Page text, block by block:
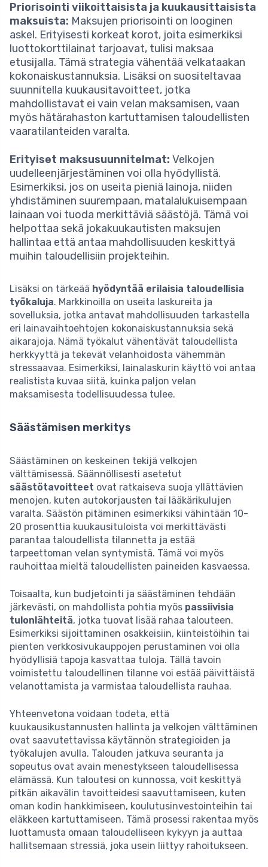
Priorisointi viikoittaisista ja kuukausittaisista
maksuista: Maksujen priorisointi on looginen
askel. Erityisesti korkeat korot, joita esimerkiksi
luottokorttilainat tarjoavat, tulisi maksaa
etusijalla. Tämä strategia vähentää velkataakan
kokonaiskustannuksia. Lisäksi on suositeltavaa
suunnitella kuukausitavoitteet, jotka
mahdollistavat ei vain velan maksamisen, vaan
myös hätärahaston kartuttamisen taloudellisten
vaaratilanteiden varalta.
Erityiset maksusuunnitelmat: Velkojen
uudelleenjärjestäminen voi olla hyödyllistä.
Esimerkiksi, jos on useita pieniä lainoja, niiden
yhdistäminen suurempaan, matalalukuisempaan
lainaan voi tuoda merkittäviä säästöjä. Tämä voi
helpottaa sekä jokakuukautisten maksujen
hallintaa että antaa mahdollisuuden keskittyä
muihin taloudellisiin projekteihin.
Lisäksi on tärkeää hyödyntää erilaisia taloudellisia
työkaluja. Markkinoilla on useita laskureita ja
sovelluksia, jotka antavat mahdollisuuden tarkastella
eri lainavaihtoehtojen kokonaiskustannuksia sekä
aikarajoja. Nämä työkalut vähentävät taloudellista
herkkyyttä ja tekevät velanhoidosta vähemmän
stressaavaa. Esimerkiksi, lainalaskurin käyttö voi antaa
realistista kuvaa siitä, kuinka paljon velan
maksamisesta todellisuudessa tulee.
Säästämisen merkitys
Säästäminen on keskeinen tekijä velkojen
välttämisessä. Säännöllisesti asetetut
säästötavoitteet ovat ratkaiseva suoja yllättävien
menojen, kuten autokorjausten tai lääkärikulujen
varalta. Säästön pitäminen esimerkiksi vähintään 10-
20 prosenttia kuukausituloista voi merkittävästi
parantaa taloudellista tilannetta ja estää
tarpeettoman velan syntymistä. Tämä voi myös
rauhoittaa mieltä taloudellisten paineiden kasvaessa.
Toisaalta, kun budjetointi ja säästäminen tehdään
järkevästi, on mahdollista pohtia myös passiivisia
tulonlähteitä, jotka tuovat lisää rahaa talouteen.
Esimerkiksi sijoittaminen osakkeisiin, kiinteistöihin tai
pienten verkkosivukauppojen perustaminen voi olla
hyödyllisiä tapoja kasvattaa tuloja. Tällä tavoin
voimistettu taloudellinen tilanne voi estää päivittäistä
velanottamista ja varmistaa taloudellista rauhaa.
Yhteenvetona voidaan todeta, että
kuukausikustannusten hallinta ja velkojen välttäminen
ovat saavutettavissa käytännön strategioiden ja
työkalujen avulla. Talouden jatkuva seuranta ja
sopeutus ovat avain menestykseen taloudellisessa
elämässä. Kun taloutesi on kunnossa, voit keskittyä
pitkän aikavälin tavoitteidesi saavuttamiseen, kuten
oman kodin hankkimiseen, koulutusinvestointeihin tai
eläkkeen kartuttamiseen. Tämä prosessi rakentaa myös
luottamusta omaan taloudelliseen kykyyn ja auttaa
hallitsemaan stressiä, joka usein liittyy rahoitukseen.